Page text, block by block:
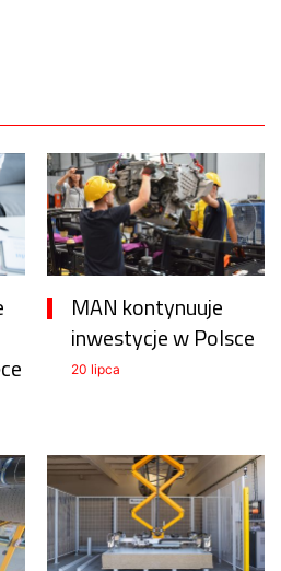
MAN kontynuuje
inwestycje w Polsce
20 lipca